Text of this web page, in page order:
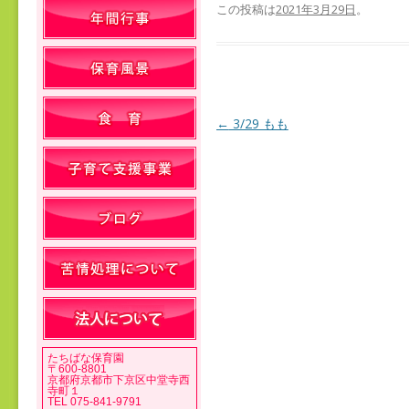
この投稿は2021年3月29日。
投稿ナビゲーション
← 3/29 もも
たちばな保育園
〒600-8801
京都府京都市下京区中堂寺西
寺町１
TEL 075-841-9791